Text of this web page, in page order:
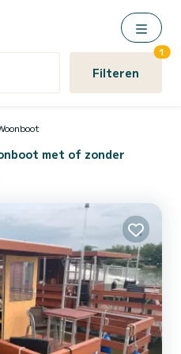
Filteren
1
met of zonder